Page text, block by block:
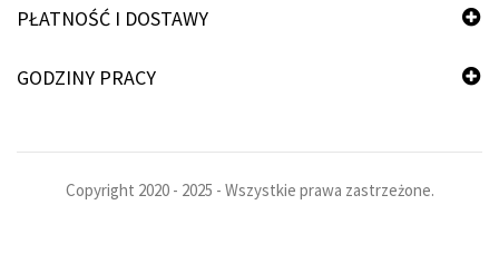
PŁATNOŚĆ I DOSTAWY
GODZINY PRACY
Copyright 2020 - 2025 - Wszystkie prawa zastrzeżone.